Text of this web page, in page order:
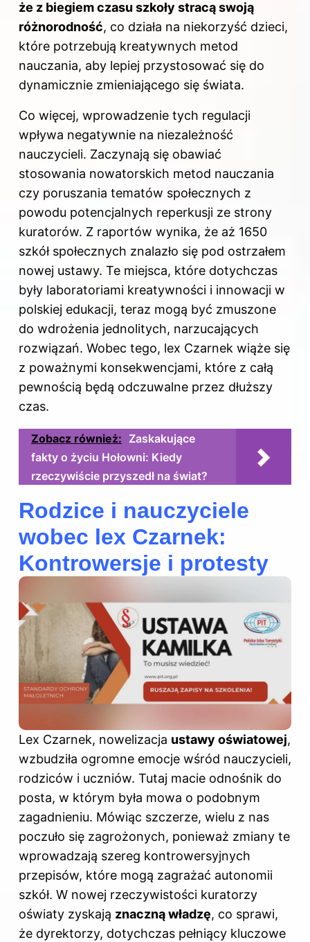
że z biegiem czasu szkoły stracą swoją
różnorodność, co działa na niekorzyść dzieci,
które potrzebują kreatywnych metod
nauczania, aby lepiej przystosować się do
dynamicznie zmieniającego się świata.
Co więcej, wprowadzenie tych regulacji
wpływa negatywnie na niezależność
nauczycieli. Zaczynają się obawiać
stosowania nowatorskich metod nauczania
czy poruszania tematów społecznych z
powodu potencjalnych reperkusji ze strony
kuratorów. Z raportów wynika, że aż 1650
szkół społecznych znalazło się pod ostrzałem
nowej ustawy. Te miejsca, które dotychczas
były laboratoriami kreatywności i innowacji w
polskiej edukacji, teraz mogą być zmuszone
do wdrożenia jednolitych, narzucających
rozwiązań. Wobec tego, lex Czarnek wiąże się
z poważnymi konsekwencjami, które z całą
pewnością będą odczuwalne przez dłuższy
czas.
Zobacz również: Zaskakujące
fakty o życiu Hołowni: Kiedy
rzeczywiście przyszedł na świat?
Rodzice i nauczyciele
wobec lex Czarnek:
Kontrowersje i protesty
Lex Czarnek, nowelizacja ustawy oświatowej,
wzbudziła ogromne emocje wśród nauczycieli,
rodziców i uczniów. Tutaj macie odnośnik do
posta, w którym była mowa o podobnym
zagadnieniu. Mówiąc szczerze, wielu z nas
poczuło się zagrożonych, ponieważ zmiany te
wprowadzają szereg kontrowersyjnych
przepisów, które mogą zagrażać autonomii
szkół. W nowej rzeczywistości kuratorzy
oświaty zyskają znaczną władzę, co sprawi,
że dyrektorzy, dotychczas pełniący kluczowe